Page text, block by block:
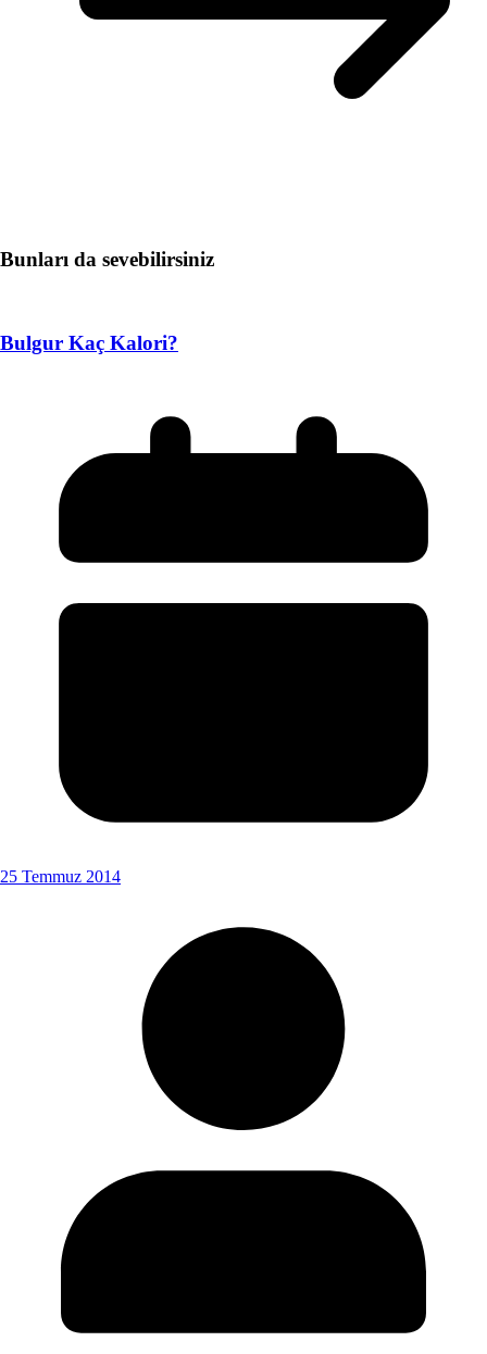
Bunları da sevebilirsiniz
Bulgur Kaç Kalori?
25 Temmuz 2014